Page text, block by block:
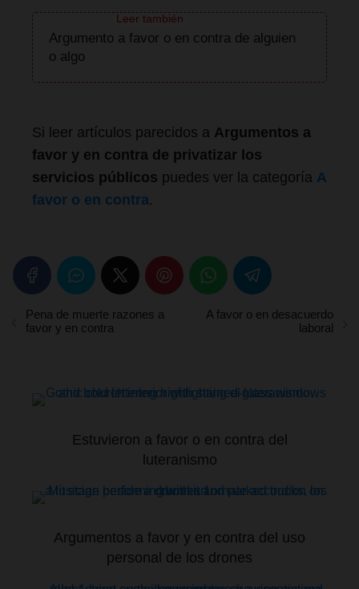
Argumento a favor o en contra de alguien
o algo
Si leer artículos parecidos a Argumentos a
favor y en contra de privatizar los
servicios públicos puedes ver la categoría A
favor o en contra.
Pena de muerte razones a
favor y en contra
A favor o en desacuerdo
laboral
Estuvieron a favor o en contra del
luteranismo
Argumentos a favor y en contra del uso
personal de los drones